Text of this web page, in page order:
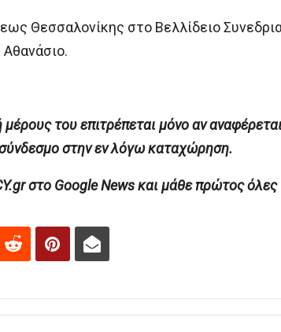
Θεσσαλονίκης στο Βελλίδειο
του επιτρέπεται μόνο αν
σύνδεσμο στην εν λόγω καταχώρηση.
στο Google News και μάθε πρώτος όλες